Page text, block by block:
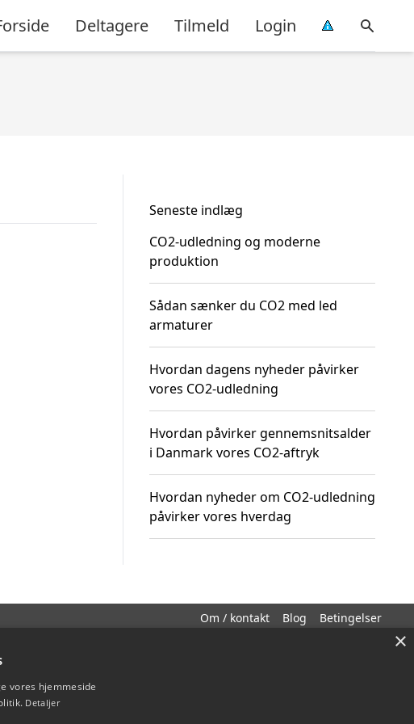
Deltagere Tilmeld Login
Seneste indlæg
CO2-udledning og moderne
produktion
Sådan sænker du CO2 med led
armaturer
Hvordan dagens nyheder påvirker
vores CO2-udledning
Hvordan påvirker gennemsnitsalder
i Danmark vores CO2-aftryk
Hvordan nyheder om CO2-udledning
påvirker vores hverdag
Om / kontakt Blog Betingelser
×
vores hjemmeside
Detaljer